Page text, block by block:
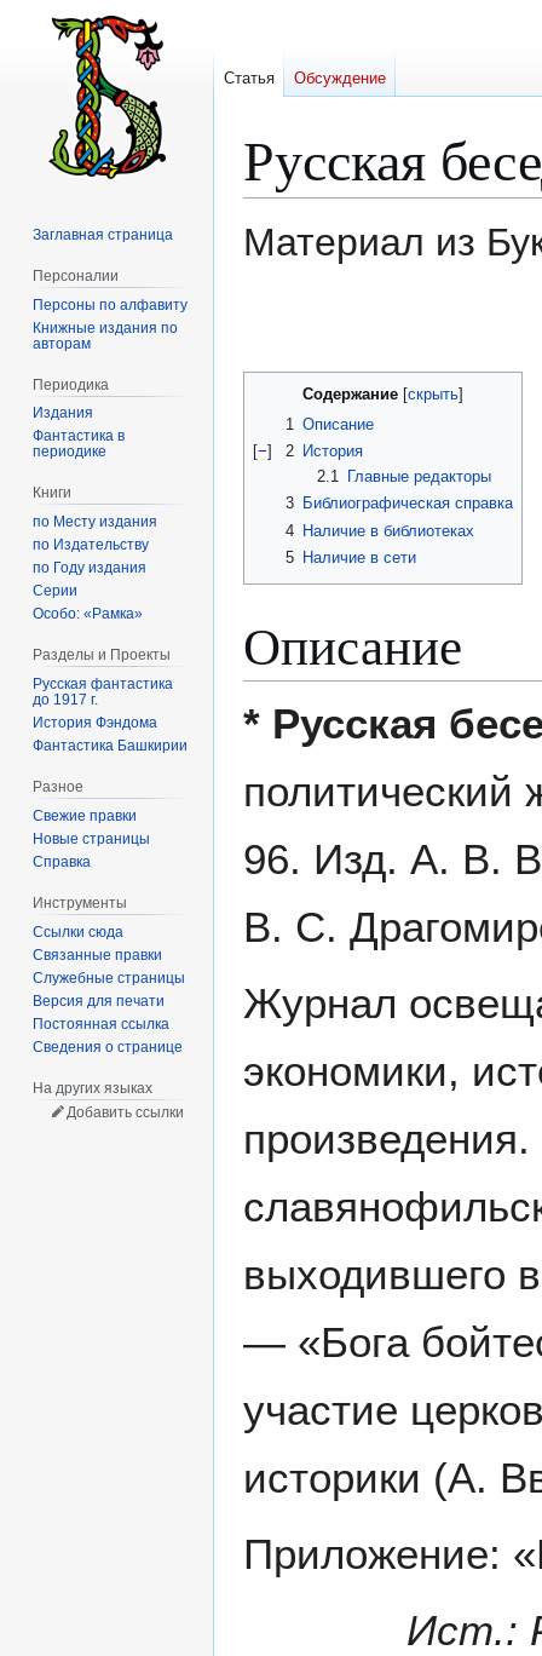
Русская
Материал из
Содержание
1 Описание
[−] 2
История
2.1
Главные редакторы
3
Библиографическая справка
4 Наличие в библиотеках
5
Наличие в сети
Описание
* Русская
96. Изд. А. В.
В. С.
Журнал
экономики,
выходившего
— «Бога
участие
историки (А.
Приложение:
Ист.:
Статья Обсуждение
Заглавная страница
Персоналии
Персоны по алфавиту
Книжные издания по
авторам
Периодика
Издания
Фантастика в
периодике
Книги
по Месту издания
по Издательству
по Году издания
Серии
Особо: «Рамка»
Разделы и Проекты
Русская фантастика
до 1917 г.
История Фэндома
Фантастика Башкирии
Разное
Свежие правки
Новые страницы
Справка
Инструменты
Ссылки сюда
Связанные правки
Служебные страницы
Версия для печати
Постоянная ссылка
Сведения о странице
На других языках
Добавить ссылки